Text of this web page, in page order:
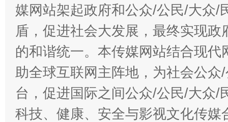
媒网站架起政府和公众/公民/大众/
盾，促进社会大发展，最终实现
的和谐统一。本传媒网站结合现
助全球互联网主阵地，为社会公
台，促进国际之间公众/公民/大众/
科技、健康、安全与影视文化传